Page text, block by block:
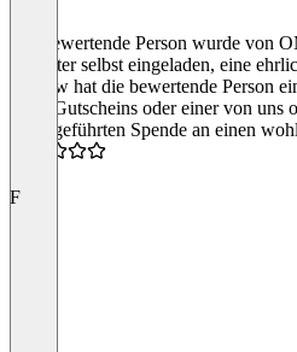
Die bewertende Person wurde von
Anbieter selbst eingeladen, eine
Review hat die bewertende Person
eines Gutscheins oder einer von uns
durchgeführten Spende an einen
F